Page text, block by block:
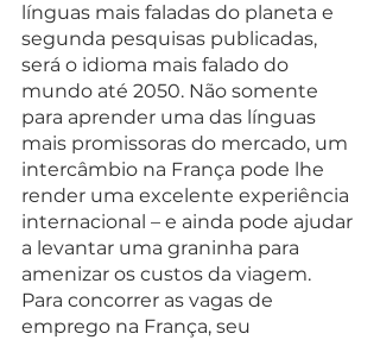
línguas mais faladas do planeta e
segunda pesquisas publicadas,
será o idioma mais falado do
mundo até 2050. Não somente
para aprender uma das línguas
mais promissoras do mercado, um
intercâmbio na França pode lhe
render uma excelente experiência
internacional – e ainda pode ajudar
a levantar uma graninha para
amenizar os custos da viagem.
Para concorrer as vagas de
emprego na França, seu